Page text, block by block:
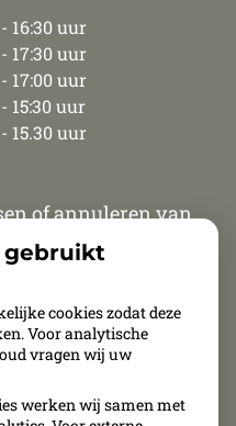
16:30 uur
17:30 uur
17:00 uur
15:30 uur
15.30 uur
of annuleren van
t/m
van 8.30 uur
15.30 uur. Op vrijdag
uur telefonisch
gebruikt
cookies zodat deze
Voor analytische
vragen wij uw
werken wij samen met